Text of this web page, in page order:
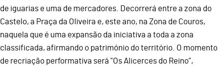
de iguarias e uma de mercadores. Decorrerá entre a zona do
Castelo, a Praça da Oliveira e, este ano, na Zona de Couros,
naquela que é uma expansão da iniciativa a toda a zona
classificada, afirmando o património do território. O momento
de recriação performativa será “Os Alicerces do Reino”,